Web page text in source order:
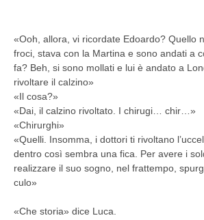
«Ooh, allora, vi ricordate Edoardo? Quello
froci, stava con la Martina e sono andati a
fa? Beh, si sono mollati e lui è andato a
rivoltare il calzino»
«Il cosa?»
«Dai, il calzino rivoltato. I chirugi… chir… »
«Chirurghi»
«Quelli. Insomma, i dottori ti rivoltano
dentro così sembra una fica. Per avere i
realizzare il suo sogno, nel frattempo,
culo»
«Che storia» dice Luca.